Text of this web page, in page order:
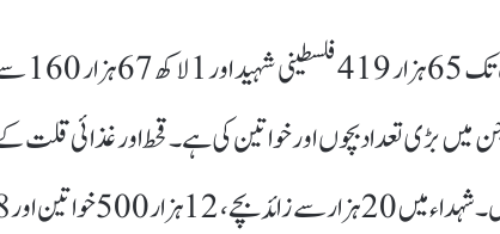
وزارت صحت غزہ کے مطابق اسرائیلی جارحیت کے نتیجے میں اب
تاحال لاپتہ ہیں، جن میں بڑی تعداد بچوں اور خواتین کی ہے۔ قحط اور غذائی قلت
باعث مزید 442 شہری شہید ہوئے جن میں